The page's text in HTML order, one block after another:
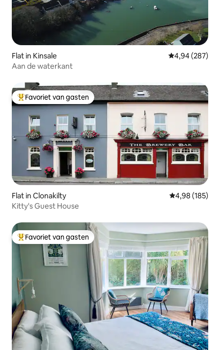
Flat in Kinsale Gemiddelde
4,94 (287)
Aan de waterkant
Topfavoriet van gasten
Favoriet van gasten
Flat in Clonakilty Gemiddelde
4,98 (185)
Kitty's Guest House
Topfavoriet van gasten
Favoriet van gasten